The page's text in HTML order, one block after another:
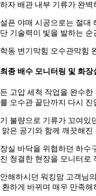
자 배관 내부 기류가 완
픈 야매 시공으로는 절대
기술력이 빛을 발하는 순
동 변기막힘 오수관막힘
종 배수 모니터링 및 화장
고압 세척 작업을 완수
오수관 끝단까지 다시 진
불량으로 기류가 꼬여있
맑은 공기와 함께 깨끗해진
실 바닥을 위협하던 하수
청결한 현장을 모니터로
해하시던 워킹맘 고객님
환하게 바뀌며 매우 만족해